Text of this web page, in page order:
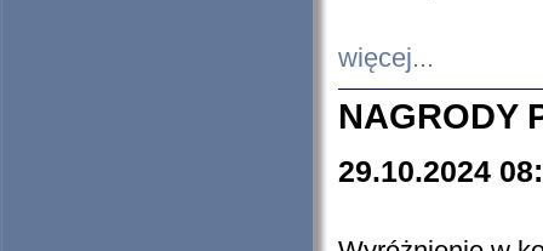
więcej...
NAGRODY
29.10.2024